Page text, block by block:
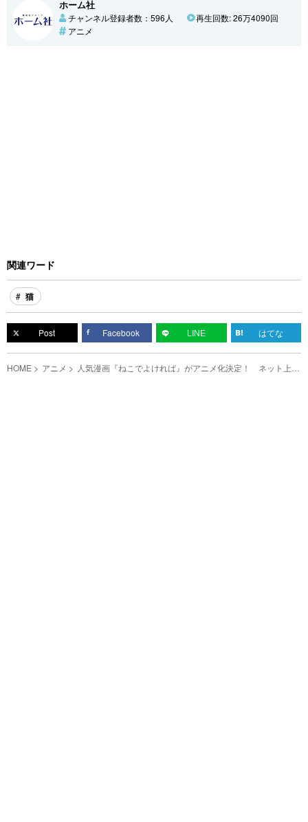
ホーム社
チャンネル登録者数：596人
再生回数: 26万4090回
アニメ
関連ワード
猫
Post Facebook LINE はてな
HOME アニメ 人気漫画『ねこでよければ』がアニメ化決定！ ネット上で
は喜びと祝福の声